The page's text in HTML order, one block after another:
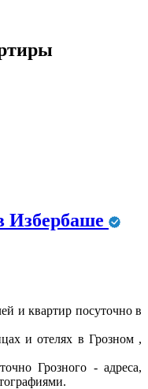
Избербаше
и квартир посуточно в
и отелях в Грозном ,
Грозного - адреса,